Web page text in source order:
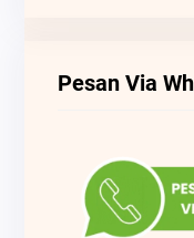
Pesan Via